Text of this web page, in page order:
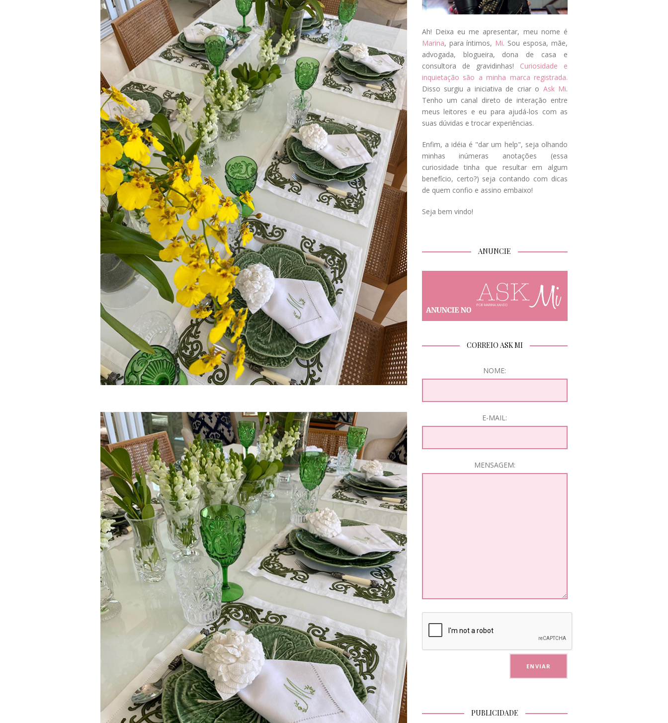
Ah! Deixa eu me apresentar, meu nome é
Marina, para íntimos, Mi. Sou esposa, mãe,
advogada, blogueira, dona de casa e
consultora de gravidinhas! Curiosidade e
inquietação são a minha marca registrada.
Disso surgiu a iniciativa de criar o Ask Mi.
Tenho um canal direto de interação entre
meus leitores e eu para ajudá-los com as
suas dúvidas e trocar experiências.
Enfim, a idéia é "dar um help", seja olhando
minhas inúmeras anotações (essa
curiosidade tinha que resultar em algum
benefício, certo?) seja contando com dicas
de quem confio e assino embaixo!
Seja bem vindo!
ANUNCIE
CORREIO ASK MI
NOME:
E-MAIL:
MENSAGEM:
PUBLICIDADE